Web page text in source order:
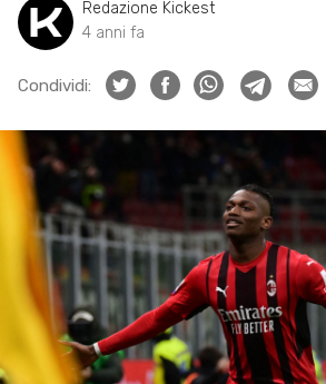
Redazione Kickest
4 anni fa
Condividi: